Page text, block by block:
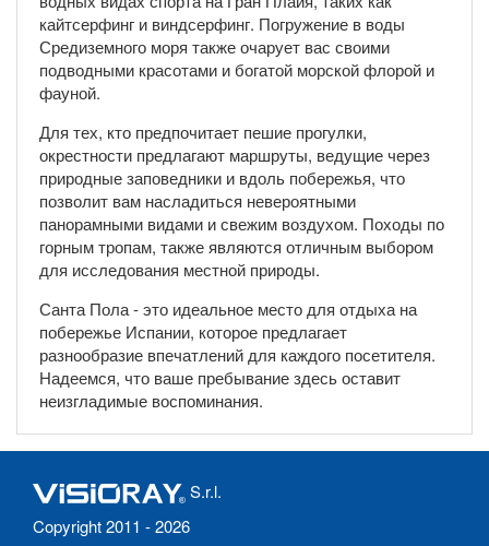
кайтсерфинг и виндсерфинг. Погружение в воды
Средиземного моря также очарует вас своими
подводными красотами и богатой морской флорой и
фауной.
Для тех, кто предпочитает пешие прогулки,
окрестности предлагают маршруты, ведущие через
природные заповедники и вдоль побережья, что
позволит вам насладиться невероятными
панорамными видами и свежим воздухом. Походы по
горным тропам, также являются отличным выбором
для исследования местной природы.
Санта Пола - это идеальное место для отдыха на
побережье Испании, которое предлагает
разнообразие впечатлений для каждого посетителя.
Надеемся, что ваше пребывание здесь оставит
неизгладимые воспоминания.
S.r.l.
Copyright 2011 - 2026